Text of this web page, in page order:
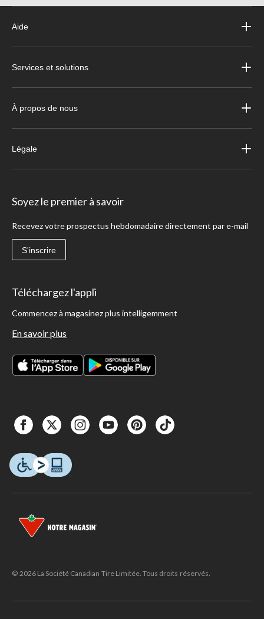
Aide
Services et solutions
À propos de nous
Légale
Soyez le premier à savoir
Recevez votre prospectus hebdomadaire directement par e-mail
S'inscrire
Téléchargez l'appli
Commencez à magasinez plus intelligemment
En savoir plus
© 2026 La Société Canadian Tire Limitée. Tous droits réservés.